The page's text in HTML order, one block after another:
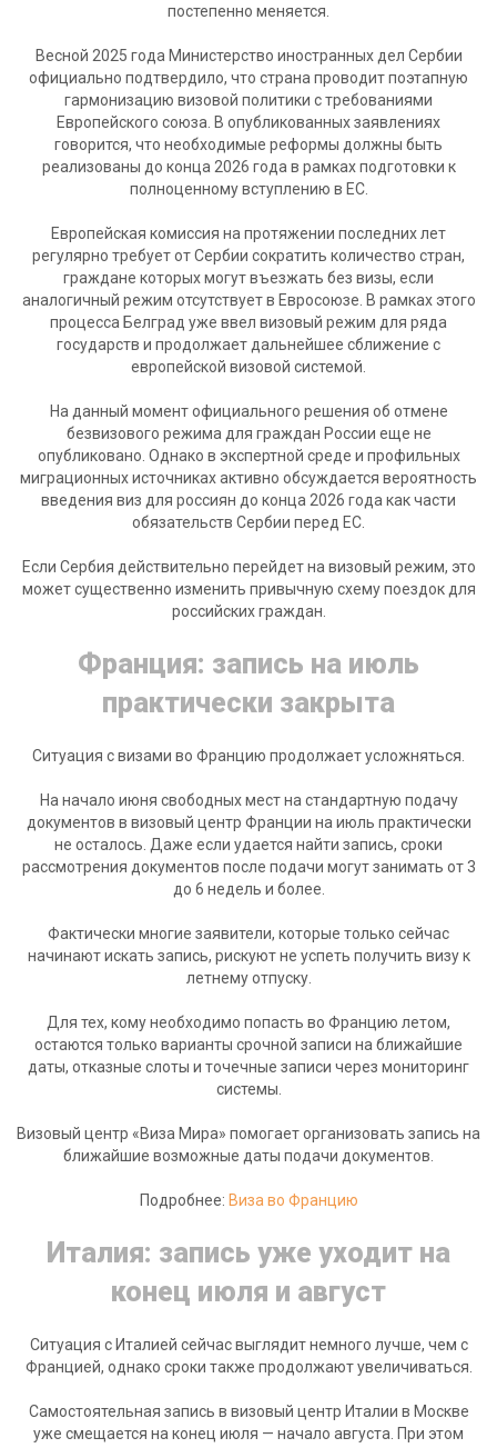
постепенно меняется.
Весной 2025 года Министерство иностранных дел Сербии
официально подтвердило, что страна проводит поэтапную
гармонизацию визовой политики с требованиями
Европейского союза. В опубликованных заявлениях
говорится, что необходимые реформы должны быть
реализованы до конца 2026 года в рамках подготовки к
полноценному вступлению в ЕС.
Европейская комиссия на протяжении последних лет
регулярно требует от Сербии сократить количество стран,
граждане которых могут въезжать без визы, если
аналогичный режим отсутствует в Евросоюзе. В рамках этого
процесса Белград уже ввел визовый режим для ряда
государств и продолжает дальнейшее сближение с
европейской визовой системой.
На данный момент официального решения об отмене
безвизового режима для граждан России еще не
опубликовано. Однако в экспертной среде и профильных
миграционных источниках активно обсуждается вероятность
введения виз для россиян до конца 2026 года как части
обязательств Сербии перед ЕС.
Если Сербия действительно перейдет на визовый режим, это
может существенно изменить привычную схему поездок для
российских граждан.
Франция: запись на июль
практически закрыта
Ситуация с визами во Францию продолжает усложняться.
На начало июня свободных мест на стандартную подачу
документов в визовый центр Франции на июль практически
не осталось. Даже если удается найти запись, сроки
рассмотрения документов после подачи могут занимать от 3
до 6 недель и более.
Фактически многие заявители, которые только сейчас
начинают искать запись, рискуют не успеть получить визу к
летнему отпуску.
Для тех, кому необходимо попасть во Францию летом,
остаются только варианты срочной записи на ближайшие
даты, отказные слоты и точечные записи через мониторинг
системы.
Визовый центр «Виза Мира» помогает организовать запись на
ближайшие возможные даты подачи документов.
Подробнее: Виза во Францию
Италия: запись уже уходит на
конец июля и август
Ситуация с Италией сейчас выглядит немного лучше, чем с
Францией, однако сроки также продолжают увеличиваться.
Самостоятельная запись в визовый центр Италии в Москве
уже смещается на конец июля — начало августа. При этом